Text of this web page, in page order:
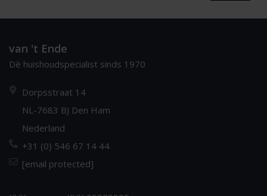
van 't Ende
Dè huishoudspecialist sinds 1970
Dorpsstraat 14
NL-7683 BJ Den Ham
Nederland
+31 (0) 546 67 14 44
[email protected]